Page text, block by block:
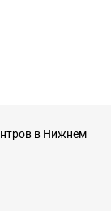
в Нижнем